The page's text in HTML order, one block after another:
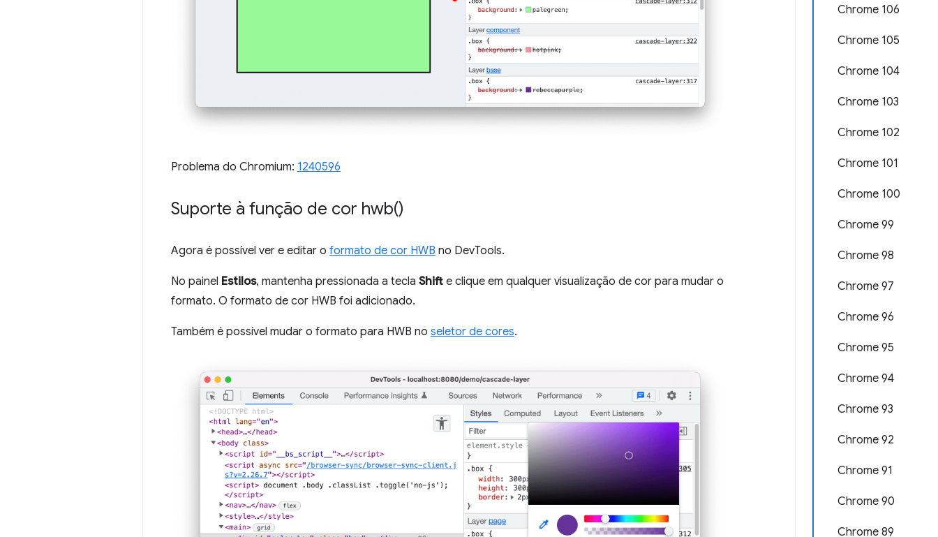
Chrome 106
Chrome 105
Chrome 104
Chrome 103
Chrome 102
Chrome 101
Chrome 100
Chrome 99
Chrome 98
Chrome 97
Chrome 96
Chrome 95
Chrome 94
Chrome 93
Chrome 92
Chrome 91
Chrome 90
Chrome 89
Problema do Chromium: 1240596
Suporte à função de cor hwb()
Agora é possível ver e editar o formato de cor HWB no DevTools.
No painel Estilos, mantenha pressionada a tecla Shift e clique em qualquer visualização de cor para mudar o
formato. O formato de cor HWB foi adicionado.
Também é possível mudar o formato para HWB no seletor de cores.